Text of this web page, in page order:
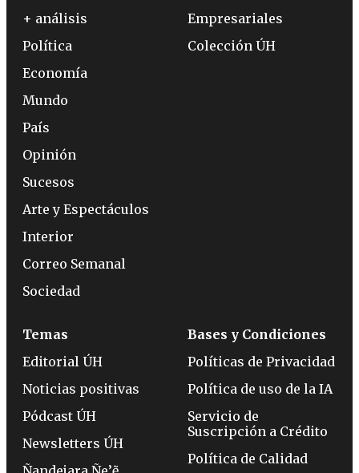
+ análisis
Política
Economía
Mundo
País
Opinión
Sucesos
Arte y Espectáculos
Interior
Correo Semanal
Sociedad
Empresariales
Colección ÚH
Temas
Editorial ÚH
Noticias positivas
Pódcast ÚH
Newsletters ÚH
Bases y Condiciones
Políticas de Privacidad
Política de uso de la IA
Servicio de
Suscripción a Crédito
Política de Calidad